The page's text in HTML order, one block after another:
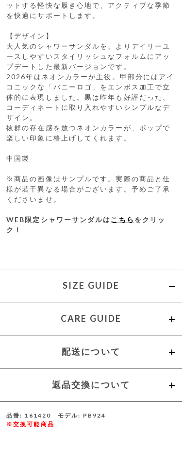
ットする軽快な履き心地で、アクティブな季節
を快適にサポートします。
【デザイン】
大人気のシャワーサンダルを、よりデイリーユ
ースしやすいスタイリッシュなフォルムにアッ
プデートした最新バージョンです。
2026年はネオンカラーが主役。甲部分にはアイ
コニックな「バニーロゴ」をエンボス加工で立
体的に表現しました。黒は昨年も好評だった、
コーディネートに取り入れやすいシンプルなデ
ザイン。
抜群の存在感を放つネオンカラーが、ポップで
楽しい印象に格上げしてくれます。
中国製
※商品の画像はサンプルです。実際の商品と仕
様が若干異なる場合がございます。予めご了承
くださいませ。
WEB限定シャワーサンダルはこちら をクリッ
ク！
SIZE GUIDE
CARE GUIDE
配送について
返品交換について
品番: 161420 モデル: PB924
※交換可能商品